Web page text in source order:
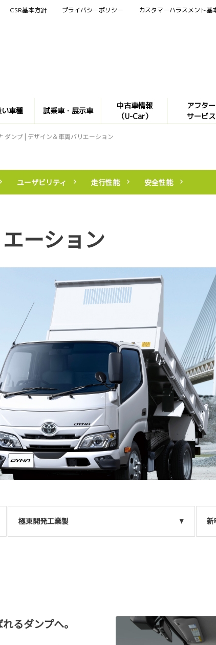
車種 試乗車・展示車
中古車情報
（U-Car）
アフター
サービス
CSR基本方針 プライバシーポリシー カスタマーハラスメント基
ダンプ | デザイン＆車両バリエーション
ユーザビリティ 走行性能 安全性能
ーション
極東開発工業製 新
るダンプへ。